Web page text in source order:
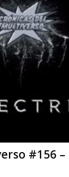
#156 –